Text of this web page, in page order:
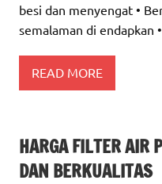
besi dan menyengat •
semalaman di endapkan
READ MORE
HARGA FILTER AIR
DAN BERKUALITAS